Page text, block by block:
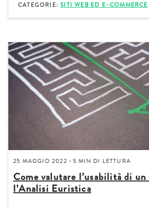
CATEGORIE:SITI WEB ED E–COMMERCE
25 MAGGIO 2022 - 5 MIN DI LETTURA
Come valutare l’usabilità di
l’Analisi Euristica